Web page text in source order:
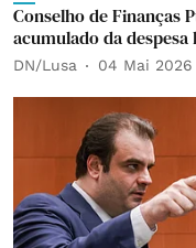
Conselho de Finanças
acumulado da despesa
DN/Lusa 04 Mai 2026